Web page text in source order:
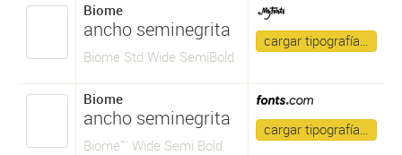
Biome
ancho seminegrita
Biome Std Wide SemiBold
cargar tipografía…
Biome
ancho seminegrita
Biome™ Wide Semi Bold
cargar tipografía…